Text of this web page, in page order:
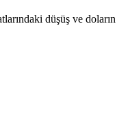
düşüş ve doların